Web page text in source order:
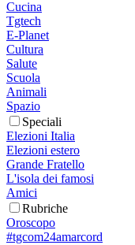
Cucina
Tgtech
E-Planet
Cultura
Salute
Scuola
Animali
Spazio
Speciali
Elezioni Italia
Elezioni estero
Grande Fratello
L'isola dei famosi
Amici
Rubriche
Oroscopo
#tgcom24amarcord